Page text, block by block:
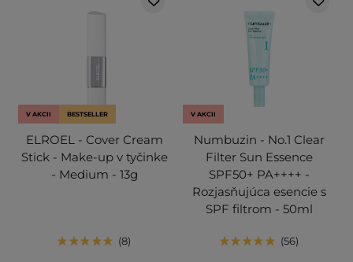
V AKCII BESTSELLER
ELROEL - Cover Cream
Stick - Make-up v tyčinke
- Medium - 13g
8
V AKCII
Numbuzin - No.1 Clear
Filter Sun Essence
SPF50+ PA++++ -
Rozjasňujúca esencie s
SPF filtrom - 50ml
56